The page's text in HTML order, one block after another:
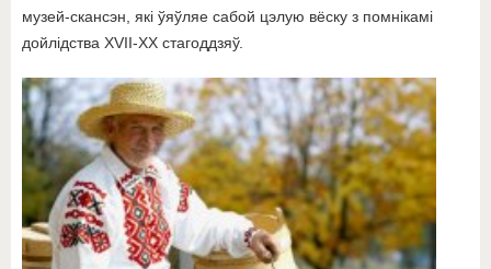
музей-скансэн, які ўяўляе сабой цэлую вёску з помнікамі
дойлідства XVII-ХХ стагоддзяў.